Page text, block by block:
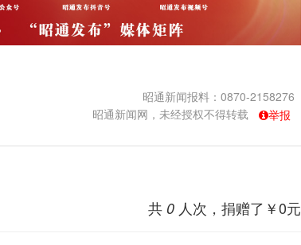
昭通新闻报料：0870-2158276
昭通新闻网，未经授权不得转载
举报
共 0人次，捐赠了￥0元